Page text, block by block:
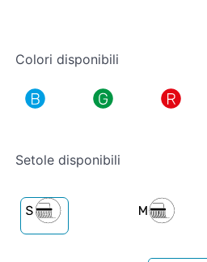
Colori disponibili
Setole disponibili